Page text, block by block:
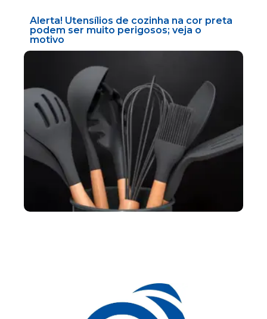
Alerta! Utensílios de cozinha na cor preta
podem ser muito perigosos; veja o
motivo